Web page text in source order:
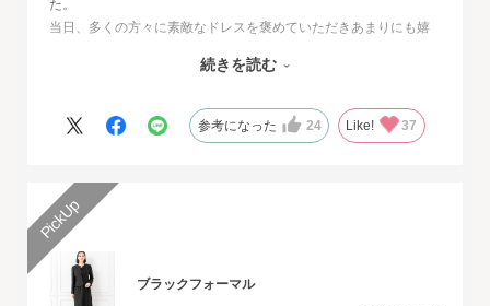
た。
当日、多くの方々に素敵なドレスを褒めていただきあまりにも嬉
その旨をお伝えさせていただきたいと思いました。とても素敵な
人生最高の幸せな日に華を添えていただき、心より感謝申し上げ
続きを読む
参考になった 24 Like! 37
ブラックフォーマル